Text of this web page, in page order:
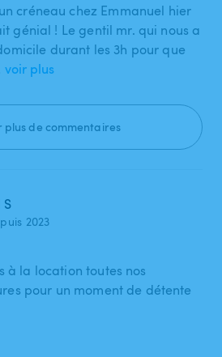
créneau chez Emmanuel hier
génial ! Le gentil mr. qui nous a
durant les 3h pour que
voir plus
plus de commentaires
2023
à la location toutes nos
pour un moment de détente